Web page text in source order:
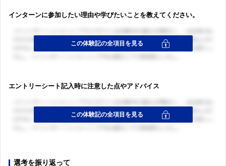
インターンに参加したい理由や学びたいことを教えてください。
エントリーシート記入時に注意した点やアドバイス
選考を振り返って